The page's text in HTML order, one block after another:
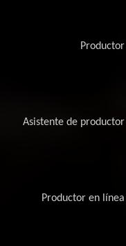
Productor
Asistente de productor
Productor en línea